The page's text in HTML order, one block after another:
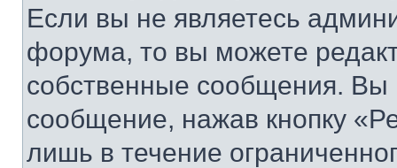
Если вы не являетесь
форума, то вы можете
собственные сообщения. Вы
сообщение, нажав кнопку
лишь в течение